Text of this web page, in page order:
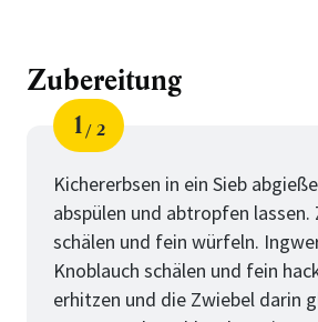
Zubereitung
Schritt
1
von
2
Kichererbsen in ein Sieb
abspülen und abtropfen lassen.
schälen und fein würfeln.
Knoblauch schälen und fein
erhitzen und die Zwiebel darin